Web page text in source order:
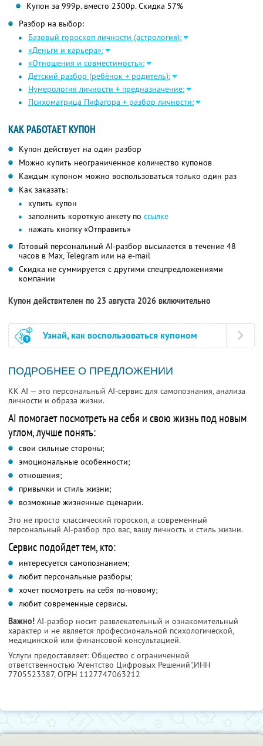
Купон за 999р. вместо 2300р. Скидка 57%
Разбор на выбор:
Базовый гороскоп личности (астрология):
«Деньги и карьера»:
«Отношения и совместимость»:
Детский разбор (ребёнок + родитель):
Нумерология личности + предназначение:
Психоматрица Пифагора + разбор личности:
КАК РАБОТАЕТ КУПОН
Купон действует на один разбор
Можно купить неограниченное количество купонов
Каждым купоном можно воспользоваться только один раз
Как заказать:
купить купон
заполнить короткую анкету по ссылке
нажать кнопку «Отправить»
Готовый персональный AI-разбор высылается в течение 48
часов в Max, Telegram или на e-mail
Скидка не суммируется с другими спецпредложениями
компании
Купон действителен по 23 августа 2026 включительно
Узнай, как воспользоваться купоном
ПОДРОБНЕЕ О ПРЕДЛОЖЕНИИ
KK AI — это персональный AI-сервис для самопознания, анализа
личности и образа жизни.
AI помогает посмотреть на себя и свою жизнь под новым
углом, лучше понять:
свои сильные стороны;
эмоциональные особенности;
отношения;
привычки и стиль жизни;
возможные жизненные сценарии.
Это не просто классический гороскоп, а современный
персональный AI-разбор про вас, вашу личность и стиль жизни.
Сервис подойдет тем, кто:
интересуется самопознанием;
любит персональные разборы;
хочет посмотреть на себя по-новому;
любит современные сервисы.
Важно! AI-разбор носит развлекательный и ознакомительный
характер и не является профессиональной психологической,
медицинской или финансовой консультацией.
Услуги предоставляет: Общество с ограниченной
ответственностью "Агентство Цифровых Решений",ИНН
7705523387, ОГРН 1127747063212